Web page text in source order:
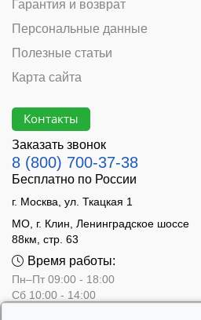
Гарантия и возврат
Персональные данные
Полезные статьи
Карта сайта
Контакты
Заказать звонок
8 (800) 700-37-38
Бесплатно по России
г. Москва, ул. Ткацкая 1
МО, г. Клин, Ленинградское шоссе
88км, стр. 63
Время работы:
Пн–Пт 09:00 - 18:00
Сб 10:00 - 14:00